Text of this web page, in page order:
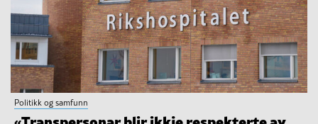
Politikk og samfunn